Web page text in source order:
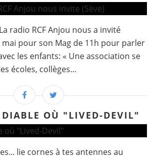
radio RCF Anjou nous a invité
pour son Mag de 11h pour parler
les enfants: « Une association se
écoles, collèges...
DIABLE OÙ "LIVED-DEVIL"
lie cornes à tes antennes au